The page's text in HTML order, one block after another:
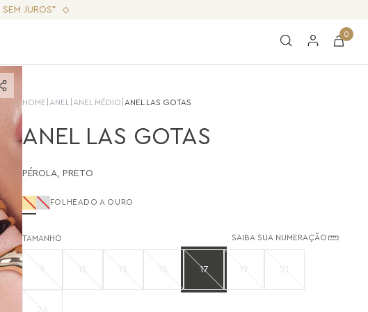
JUROS*
0
HOME ANEL ANEL MÉDIO ANEL LAS GOTAS
ANEL LAS GOTAS
PÉROLA, PRETO
FOLHEADO A OURO
SAIBA SUA NUMERAÇÃO
TAMANHO
9 12 13 15 17 19 21
23